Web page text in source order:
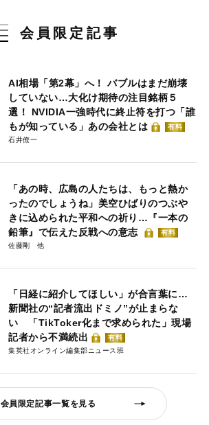
会員限定記事
AI相場「第2幕」へ！ バブルはまだ崩壊
していない…大化け期待の注目銘柄５
選！ NVIDIA一強時代に終止符を打つ「誰
もが知っている」あの会社とは
有料
石井僚一
「あの時、広島の人たちは、もっと熱か
ったのでしょうね」美空ひばりのつぶや
きに込められた平和への祈り…『一本の
鉛筆』で伝えた反戦への意志
有料
佐藤剛
「日経に紹介してほしい」が合言葉に…
新聞社の“記者流出ドミノ”が止まらな
い 「TikToker化まで求められた」現場
記者から不満続出
有料
集英社オンライン編集部ニュース班
会員限定記事一覧を見る